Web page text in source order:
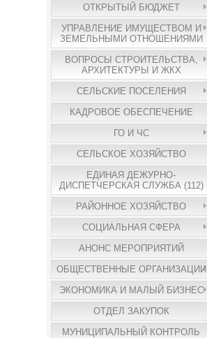
ОТКРЫТЫЙ БЮДЖЕТ
УПРАВЛЕНИЕ ИМУЩЕСТВОМ И
ЗЕМЕЛЬНЫМИ ОТНОШЕНИЯМИ
ВОПРОСЫ СТРОИТЕЛЬСТВА,
АРХИТЕКТУРЫ И ЖКХ
СЕЛЬСКИЕ ПОСЕЛЕНИЯ
КАДРОВОЕ ОБЕСПЕЧЕНИЕ
ГО И ЧС
СЕЛЬСКОЕ ХОЗЯЙСТВО
ЕДИНАЯ ДЕЖУРНО-
ДИСПЕТЧЕРСКАЯ СЛУЖБА (112)
РАЙОННОЕ ХОЗЯЙСТВО
СОЦИАЛЬНАЯ СФЕРА
АНОНС МЕРОПРИЯТИЙ
ОБЩЕСТВЕННЫЕ ОРГАНИЗАЦИИ
ЭКОНОМИКА И МАЛЫЙ БИЗНЕС
ОТДЕЛ ЗАКУПОК
МУНИЦИПАЛЬНЫЙ КОНТРОЛЬ